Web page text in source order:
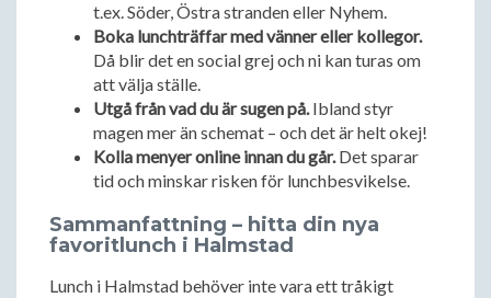
t.ex. Söder, Östra stranden eller Nyhem.
Boka lunchträffar med vänner eller kollegor.
Då blir det en social grej och ni kan turas om
att välja ställe.
Utgå från vad du är sugen på.Ibland styr
magen mer än schemat – och det är helt okej!
Kolla menyer online innan du går.Det sparar
tid och minskar risken för lunchbesvikelse.
Sammanfattning – hitta din nya
favoritlunch i Halmstad
Lunch i Halmstad behöver inte vara ett tråkigt